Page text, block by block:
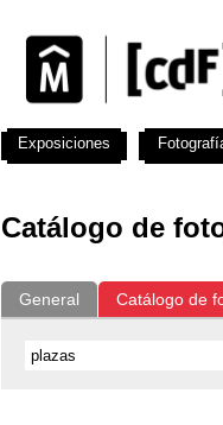
Catálogo de
General Catálogo de
Exposiciones